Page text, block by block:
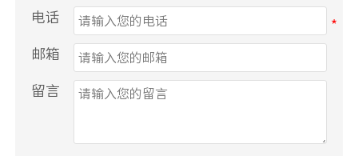
电话
邮箱
留言